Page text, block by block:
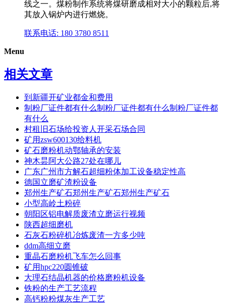
线之一。煤粉制作系统将煤研磨成相对大小的颗粒后,将
其放入锅炉内进行燃烧。
联系电话: 180 3780 8511
Menu
相关文章
到新疆开矿业都金和费用
制粉厂证件都有什么制粉厂证件都有什么制粉厂证件都
有什么
村租旧石场给投资人开采石场合同
矿用zsw600130给料机
矿石磨粉机动鄂轴承的安装
神木昙阿大公路27处在哪儿
广东广州市方解石超细粉体加工设备稳定性高
德国立磨矿渣粉设备
郑州生产矿石郑州生产矿石郑州生产矿石
小型高岭土粉碎
朝阳区铝电解质废渣立磨运行视频
陕西超细磨机
石灰石粉碎机冶炼废渣一方多少吨
ddm高细立磨
重晶石磨粉机飞车怎么回事
矿用hpc220圆锥破
大理石结晶机器的价格磨粉机设备
铁粉的生产工艺流程
高钙粉粉煤灰生产工艺